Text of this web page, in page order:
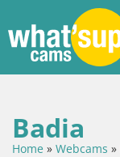
Badia
Home » Webcams »